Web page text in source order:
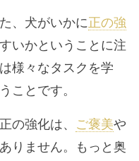
、犬がいかに正の強
いかということに注
様々なタスクを学
ことです。
の強化は、 ご褒美や
りません。もっと奥